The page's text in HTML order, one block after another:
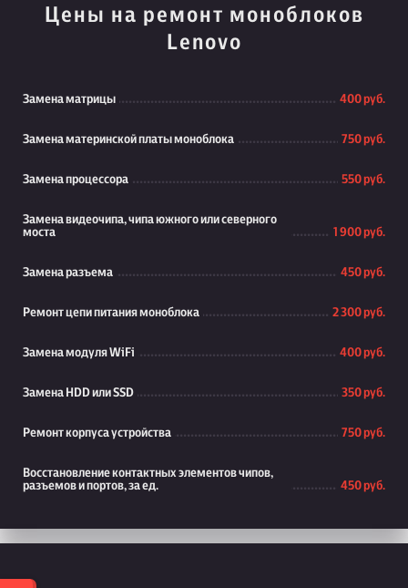
Цены на ремонт моноблоков
Lenovo
Замена матрицы 400 руб.
Замена материнской платы моноблока 750 руб.
Замена процессора 550 руб.
Замена видеочипа, чипа южного или северного
моста
1 900 руб.
Замена разъема 450 руб.
Ремонт цепи питания моноблока 2 300 руб.
Замена модуля WiFi 400 руб.
Замена HDD или SSD 350 руб.
Ремонт корпуса устройства 750 руб.
Восстановление контактных элементов чипов,
разъемов и портов, за ед.
450 руб.